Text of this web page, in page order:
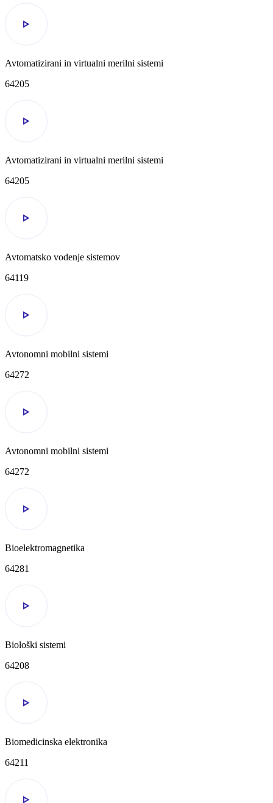
Avtomatizirani in virtualni merilni sistemi
64205
Avtomatizirani in virtualni merilni sistemi
64205
Avtomatsko vodenje sistemov
64119
Avtonomni mobilni sistemi
64272
Avtonomni mobilni sistemi
64272
Bioelektromagnetika
64281
Biološki sistemi
64208
Biomedicinska elektronika
64211